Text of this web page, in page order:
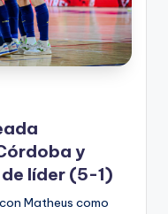
y
líder (5-1)
Matheus como